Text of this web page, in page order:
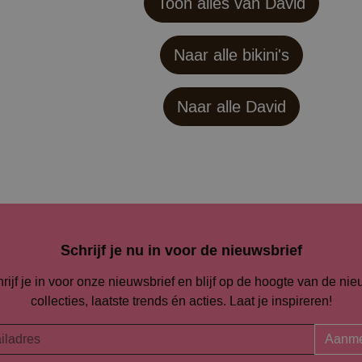
Naar alle bikini's
Naar alle David
Schrijf je nu in voor de nieuwsbrief
je in voor onze nieuwsbrief en blijf op de hoogte van de
collecties, laatste trends én acties. Laat je inspireren!